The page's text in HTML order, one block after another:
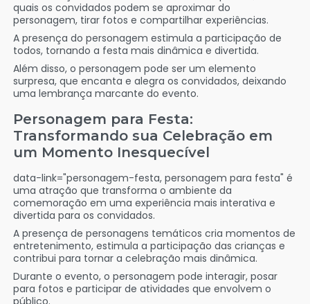
quais os convidados podem se aproximar do
personagem, tirar fotos e compartilhar experiências.
A presença do personagem estimula a participação de
todos, tornando a festa mais dinâmica e divertida.
Além disso, o personagem pode ser um elemento
surpresa, que encanta e alegra os convidados, deixando
uma lembrança marcante do evento.
Personagem para Festa:
Transformando sua Celebração em
um Momento Inesquecível
data-link="personagem-festa, personagem para festa" é
uma atração que transforma o ambiente da
comemoração em uma experiência mais interativa e
divertida para os convidados.
A presença de personagens temáticos cria momentos de
entretenimento, estimula a participação das crianças e
contribui para tornar a celebração mais dinâmica.
Durante o evento, o personagem pode interagir, posar
para fotos e participar de atividades que envolvem o
público.